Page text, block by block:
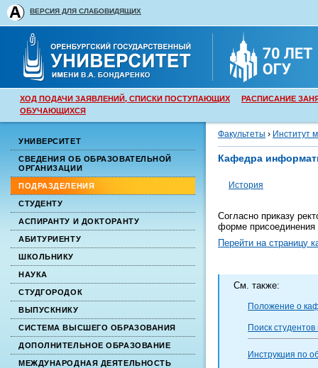
ВЕРСИЯ ДЛЯ СЛАБОВИДЯЩИХ
ХОД ПОДАЧИ ЗАЯВЛЕНИЙ, СПИСКИ ПОСТУПАЮЩИХ
РАСПИСАНИЕ
ОБУЧАЮЩИХСЯ
УНИВЕРСИТЕТ
СВЕДЕНИЯ ОБ ОБРАЗОВАТЕЛЬНОЙ
ОРГАНИЗАЦИИ
ПОДРАЗДЕЛЕНИЯ
СТУДЕНТУ
АСПИРАНТУ И ДОКТОРАНТУ
АБИТУРИЕНТУ
ШКОЛЬНИКУ
НАУКА
СТУДГОРОДОК
ВЫПУСКНИКУ
СИСТЕМА ВЫСШЕГО ОБРАЗОВАНИЯ
ДОПОЛНИТЕЛЬНОЕ ОБРАЗОВАНИЕ
МЕЖДУНАРОДНАЯ ДЕЯТЕЛЬНОСТЬ
Факультеты › Институт
Кафедра
История
Согласно приказу
форме присоединения
Перейти на страницу
Cм. также:
Положение о
Поиск
Инструкция по